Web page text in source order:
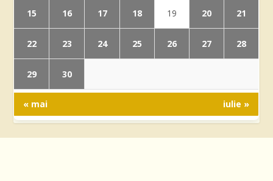
15 16 17 18 19 20 21
22 23 24 25 26 27 28
29 30
« mai iulie »